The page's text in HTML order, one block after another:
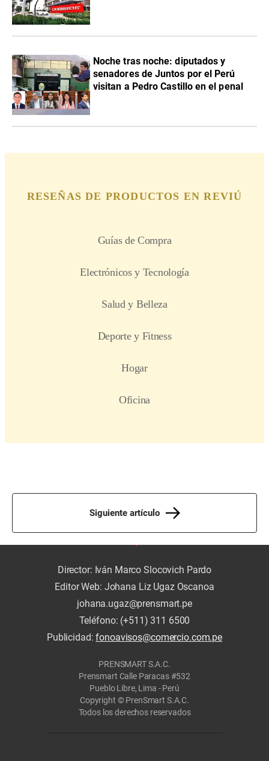
Noche tras noche: diputados y
senadores de Juntos por el Perú
visitan a Pedro Castillo en el penal
Siguiente artículo
Director: Iván Marco Slocovich Pardo
Editor Web: Johana Liz Ugaz Oscanoa
johana.ugaz@prensmart.pe
Teléfono: (+511) 311 6500
Publicidad:fonoavisos@comercio.com.pe
PRENSMART S.A.C.
Prensmart Calle Paracas #532
Pueblo Libre, Lima - Perú
Copyright © PrenSmart S.A.C.
Todos los derechos reservados